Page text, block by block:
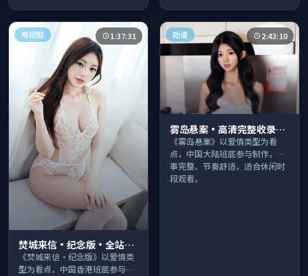
电视剧 1:37:31
焚城来信·纪念版·全站高
分推荐节奏紧凑值得追看
《焚城来信·纪念版》以爱情类
型为看点，中国香港班底参与制
动漫 2:43:10
雾岛悬案·高清完整收录适
合周末一口气刷完
《雾岛悬案》以爱情类型为看
点，中国大陆班底参与制作，叙
事完整、节奏舒适，适合休闲时
段观看。